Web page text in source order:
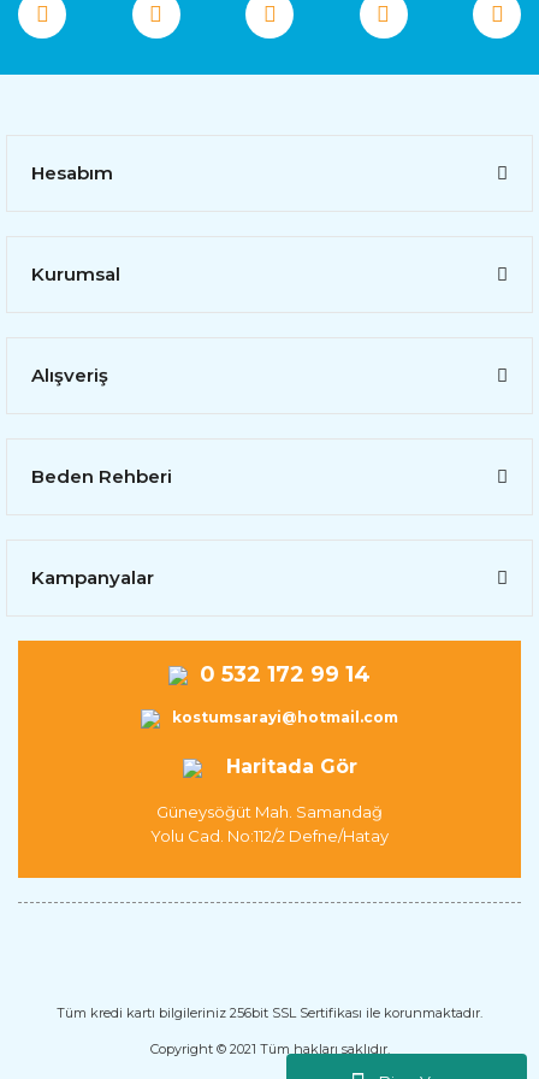
Hesabım
Kurumsal
Alışveriş
Beden Rehberi
Kampanyalar
0 532 172 99 14
kostumsarayi@hotmail.com
Haritada Gör
Güneysöğüt Mah. Samandağ
Yolu Cad. No:112/2 Defne/Hatay
Tüm kredi kartı bilgileriniz 256bit SSL Sertifikası ile korunmaktadır.
Copyright © 2021 Tüm hakları saklıdır.